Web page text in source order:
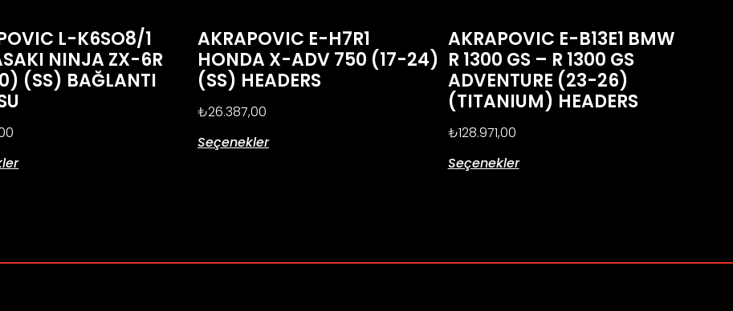
L-K6SO8/1
NINJA ZX-6R
(SS) BAĞLANTI
AKRAPOVIC E-H7R1
HONDA X-ADV 750 (17-24)
(SS) HEADERS
₺26.387,00
Seçenekler
AKRAPOVIC E-B13E1 BMW
R 1300 GS – R 1300 GS
ADVENTURE (23-26)
(TITANIUM) HEADERS
₺128.971,00
Seçenekler